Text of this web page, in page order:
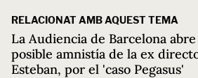
RELACIONAT AMB AQUEST TEMA
La Audiencia de Barcelona
posible amnistía de la ex
Esteban, por el 'caso Pegasus'